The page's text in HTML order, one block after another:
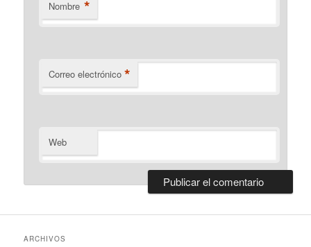
Nombre *
Correo electrónico *
Web
ARCHIVOS